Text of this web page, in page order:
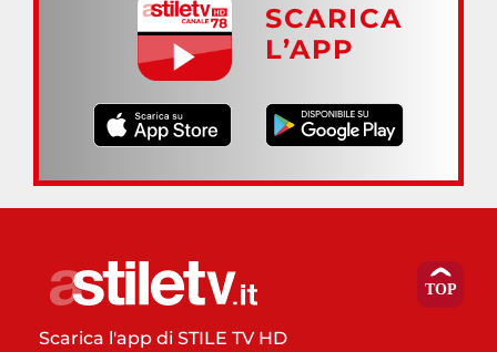
SCARICA
L’APP
Scarica l'app di STILE TV HD